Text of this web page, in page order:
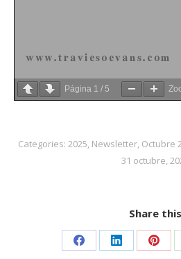
Página 1 / 5
Categories: 2025, Newsletter, Octubre
31 octubre,
Share this
Share Share